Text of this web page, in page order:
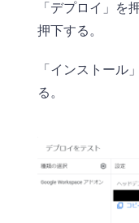
「デプロイ」を
押下する。
「インストール
る。